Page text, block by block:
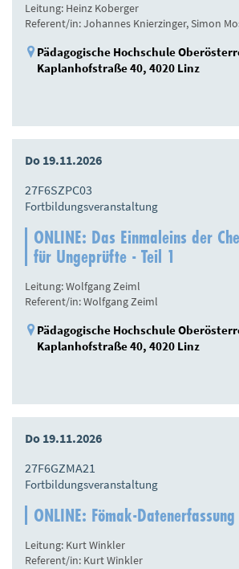
Leitung: Heinz Koberger
Referent/in: Johannes Knierzinger, Simon
Pädagogische Hochschule
Kaplanhofstraße 40, 4020 Linz
Do 19.11.2026
27F6SZPC03
Fortbildungsveranstaltung
ONLINE: Das Einmaleins der
für Ungeprüfte - Teil 1
Leitung: Wolfgang Zeiml
Referent/in: Wolfgang Zeiml
Pädagogische Hochschule
Kaplanhofstraße 40, 4020 Linz
Do 19.11.2026
27F6GZMA21
Fortbildungsveranstaltung
ONLINE: Fömak-Datenerfassung
Leitung: Kurt Winkler
Referent/in: Kurt Winkler